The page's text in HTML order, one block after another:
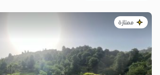
ممتازة